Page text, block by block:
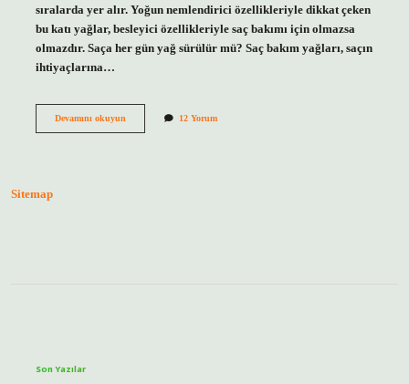
sıralarda yer alır. Yoğun nemlendirici özellikleriyle dikkat çeken
bu katı yağlar, besleyici özellikleriyle saç bakımı için olmazsa
olmazdır. Saça her gün yağ sürülür mü? Saç bakım yağları, saçın
ihtiyaçlarına…
Devamını okuyunDuştan
12 Yorum
Sitemap
Son Yazılar